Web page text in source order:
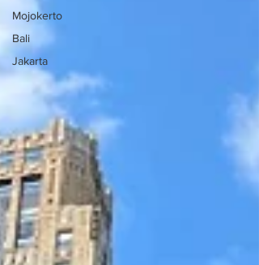
Mojokerto
Bali
Jakarta